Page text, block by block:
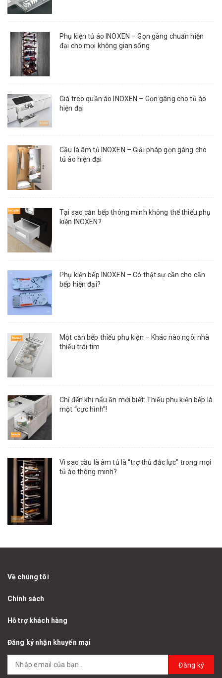
Phụ kiện tủ áo INOXEN – Gọn gàng chuẩn hiện
đại cho mọi không gian sống
Giá treo quần áo INOXEN – Gọn gàng cho tủ áo
hiện đại
Cầu là âm tủ INOXEN – Giải pháp gọn gàng cho
tủ áo hiện đại
Tại sao căn bếp thông minh không thể thiếu phụ
kiện INOXEN?
Phụ kiện bếp INOXEN – Có thật sự cần cho căn
bếp hiện đại?
Một căn bếp thiếu phụ kiện – Khác nào ngôi nhà
thiếu trái tim
Chỉ đến khi nấu ăn mới biết: Thiếu phụ kiện bếp là
một “cực hình”!
Vì sao cầu là âm tủ là “trợ thủ đắc lực” trong mọi
tủ áo thông minh?
Về chúng tôi
Chính sách
Hỗ trợ khách hàng
Đăng ký nhận khuyến mại
Đăng ký